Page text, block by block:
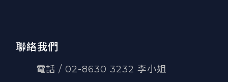
聯絡我們
電話 / 02-8630 3232 李小姐